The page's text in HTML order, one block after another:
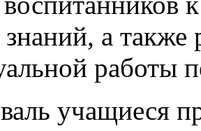
знаний, а
работы
учащиеся